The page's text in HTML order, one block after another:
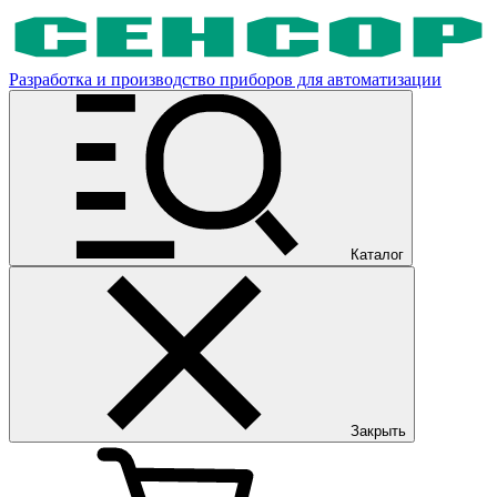
Разработка и производство приборов для автоматизации
Каталог
Закрыть